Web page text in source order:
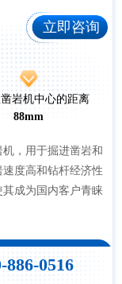
立即咨询
岩机中心的距离
88mm
，用于掘进凿岩和
度高和钻杆经济性
成为国内客户青睐
886-0516